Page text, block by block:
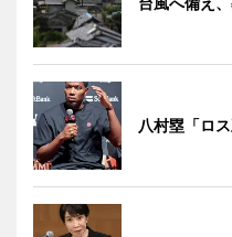
八村塁「ロ